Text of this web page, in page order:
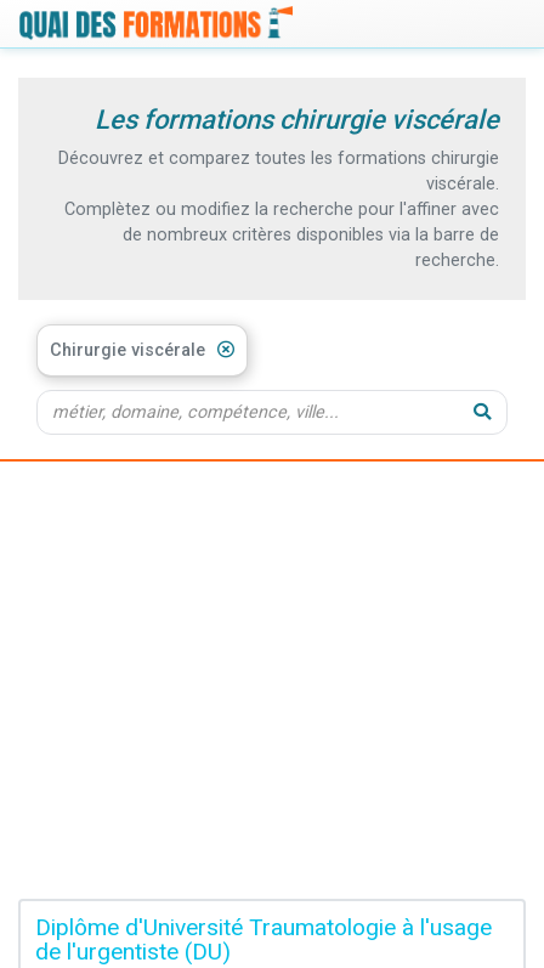
Les formations chirurgie viscérale
Découvrez et comparez toutes les formations chirurgie
viscérale.
Complètez ou modifiez la recherche pour l'affiner avec
de nombreux critères disponibles via la barre de
recherche.
Chirurgie viscérale
Diplôme d'Université Traumatologie à l'usage
de l'urgentiste (DU)